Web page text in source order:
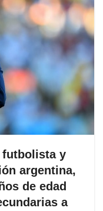
futbolista y
argentina,
de edad
a